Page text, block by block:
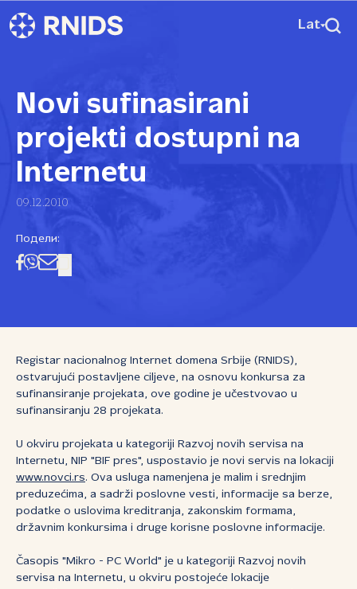
Lat
Novi sufinasirani
projekti dostupni na
Internetu
09.12.2010
Подели:
Registar nacionalnog Internet domena Srbije (RNIDS),
ostvarujući postavljene ciljeve, na osnovu konkursa za
sufinansiranje projekata, ove godine je učestvovao u
sufinansiranju 28 projekata.
U okviru projekata u kategoriji Razvoj novih servisa na
Internetu, NIP "BIF pres", uspostavio je novi servis na lokaciji
www.novci.rs. Ova usluga namenjena je malim i srednjim
preduzećima, a sadrži poslovne vesti, informacije sa berze,
podatke o uslovima kreditranja, zakonskim formama,
državnim konkursima i druge korisne poslovne informacije.
Časopis "Mikro - PC World" je u kategoriji Razvoj novih
servisa na Internetu, u okviru postojeće lokacije